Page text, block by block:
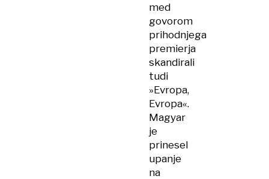
med
govorom
prihodnjega
premierja
skandirali
tudi
»Evropa,
Evropa«.
Magyar
je
prinesel
upanje
na